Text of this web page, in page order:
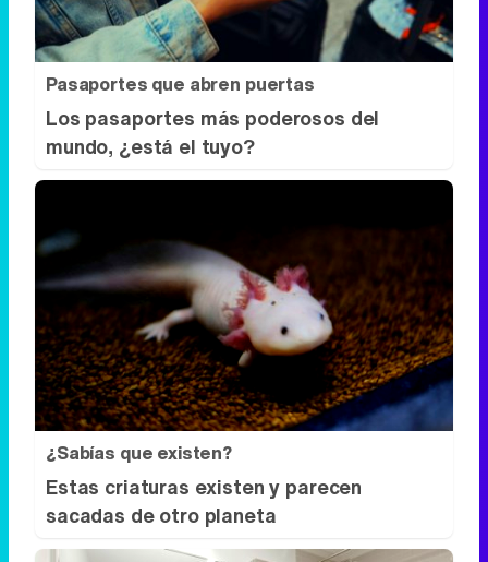
Pasaportes que abren puertas
Los pasaportes más poderosos del
mundo, ¿está el tuyo?
¿Sabías que existen?
Estas criaturas existen y parecen
sacadas de otro planeta